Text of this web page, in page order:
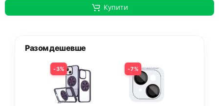
Купити
Разом дешевше
3% 7%